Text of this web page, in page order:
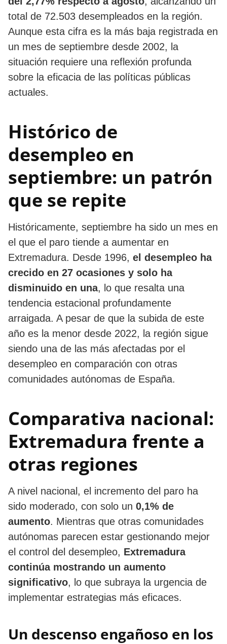
total de 72.503 desempleados en la región.
Aunque esta cifra es la más baja registrada en
un mes de septiembre desde 2002, la
situación requiere una reflexión profunda
sobre la eficacia de las políticas públicas
actuales.
Histórico de
desempleo en
septiembre: un patrón
que se repite
Históricamente, septiembre ha sido un mes en
el que el paro tiende a aumentar en
Extremadura. Desde 1996, el desempleo ha
crecido en 27 ocasiones y solo ha
disminuido en una, lo que resalta una
tendencia estacional profundamente
arraigada. A pesar de que la subida de este
año es la menor desde 2022, la región sigue
siendo una de las más afectadas por el
desempleo en comparación con otras
comunidades autónomas de España.
Comparativa nacional:
Extremadura frente a
otras regiones
A nivel nacional, el incremento del paro ha
sido moderado, con solo un 0,1% de
aumento. Mientras que otras comunidades
autónomas parecen estar gestionando mejor
el control del desempleo, Extremadura
continúa mostrando un aumento
significativo, lo que subraya la urgencia de
implementar estrategias más eficaces.
Un descenso engañoso en los